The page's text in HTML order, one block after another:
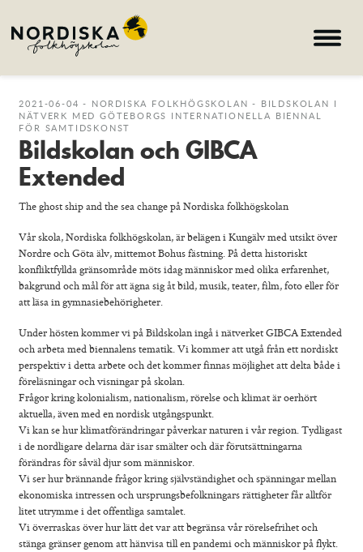
Hem
Kurser
Om skolan
Nyheter
Nordiska deltagare
Allmän kurs
Foto
Film
Musik
Teater
Distans
Senior
Sommarkurser
Kontakt
2021-06-04 - NORDISKA FOLKHÖGSKOLAN - BILDSKOLAN I
NÄTVERK MED GÖTEBORGS INTERNATIONELLA BIENNAL
FÖR SAMTIDSKONST
Bildskolan och GIBCA
Extended
The ghost ship and the sea change på Nordiska folkhögskolan
Vår skola, Nordiska folkhögskolan, är belägen i Kungälv med utsikt över
Nordre och Göta älv, mittemot Bohus fästning. På detta historiskt
konfliktfyllda gränsområde möts idag människor med olika erfarenhet,
bakgrund och mål för att ägna sig åt bild, musik, teater, film, foto eller för
att läsa in gymnasiebehörigheter.
Under hösten kommer vi på Bildskolan ingå i nätverket GIBCA Extended
och arbeta med biennalens tematik. Vi kommer att utgå från ett nordiskt
perspektiv i detta arbete och det kommer finnas möjlighet att delta både i
föreläsningar och visningar på skolan.
Frågor kring kolonialism, nationalism, rörelse och klimat är oerhört
aktuella, även med en nordisk utgångspunkt.
Vi kan se hur klimatförändringar påverkar naturen i vår region. Tydligast
i de nordligare delarna där isar smälter och där förutsättningarna
förändras för såväl djur som människor.
Vi ser hur brännande frågor kring självständighet och spänningar mellan
ekonomiska intressen och ursprungsbefolkningars rättigheter får alltför
litet utrymme i det offentliga samtalet.
Vi överraskas över hur lätt det var att begränsa vår rörelsefrihet och
stänga gränser genom att hänvisa till en pandemi och människor på flykt.